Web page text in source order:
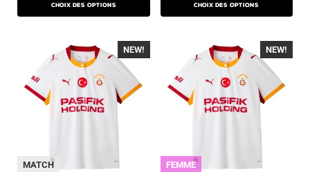
Choix des options Choix des options
-40%
NEW!
MATCH
-40%
NEW!
FEMME